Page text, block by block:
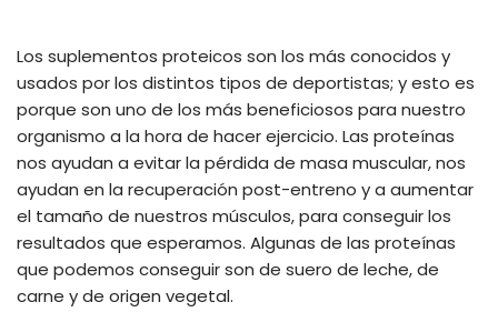
Los suplementos proteicos son los más conocidos y
usados por los distintos tipos de deportistas; y esto es
porque son uno de los más beneficiosos para nuestro
organismo a la hora de hacer ejercicio. Las proteínas
nos ayudan a evitar la pérdida de masa muscular, nos
ayudan en la recuperación post-entreno y a aumentar
el tamaño de nuestros músculos, para conseguir los
resultados que esperamos. Algunas de las proteínas
que podemos conseguir son de suero de leche, de
carne y de origen vegetal.